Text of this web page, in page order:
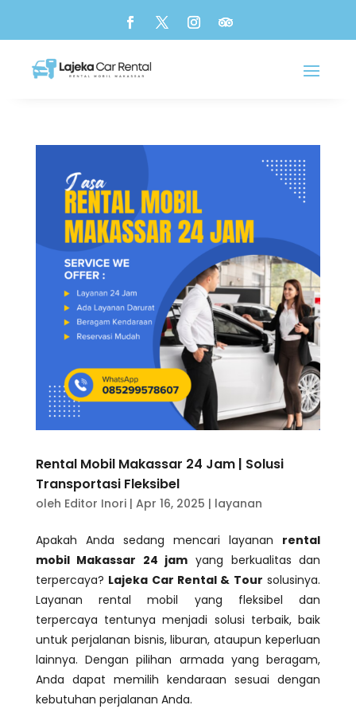
Rental Mobil Makassar 24 Jam | Solusi
Transportasi Fleksibel
oleh Editor Inori| Apr 16, 2025 | layanan
Apakah Anda sedang mencari layanan rental
mobil Makassar 24 jam yang berkualitas dan
terpercaya? Lajeka Car Rental & Tour solusinya.
Layanan rental mobil yang fleksibel dan
terpercaya tentunya menjadi solusi terbaik, baik
untuk perjalanan bisnis, liburan, ataupun keperluan
lainnya. Dengan pilihan armada yang beragam,
Anda dapat memilih kendaraan sesuai dengan
kebutuhan perjalanan Anda.